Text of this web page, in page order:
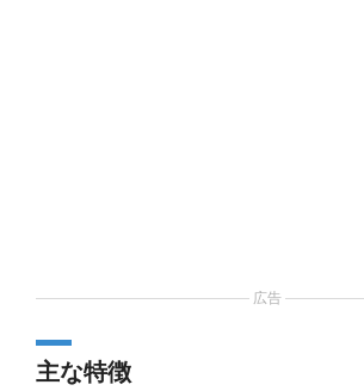
広告
主な特徴